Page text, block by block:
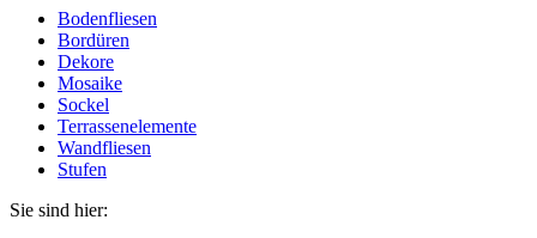
Bodenfliesen
Bordüren
Dekore
Mosaike
Sockel
Terrassenelemente
Wandfliesen
Stufen
Sie sind hier: